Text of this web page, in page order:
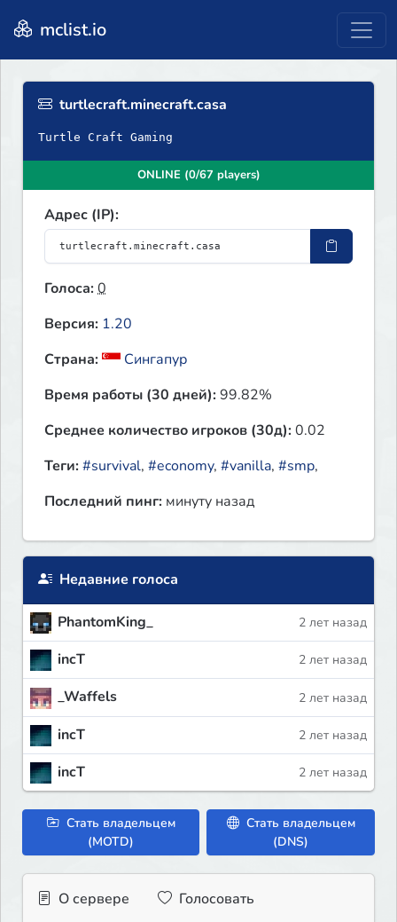
mclist.io
turtlecraft.minecraft.casa
Turtle Craft Gaming
ONLINE (0/67 players)
Адрес (IP):
Голоса:0
Версия: 1.20
Страна:
Сингапур
Время работы (30 дней):99.82%
Среднее количество игроков (30д):0.02
Теги:#survival, #economy, #vanilla, #smp,
Последний пинг: минуту назад
Недавние голоса
PhantomKing_ 2 лет назад
incT 2 лет назад
_Waffels 2 лет назад
incT 2 лет назад
incT 2 лет назад
Стать владельцем
(MOTD)
Стать владельцем
(DNS)
О сервере Голосовать